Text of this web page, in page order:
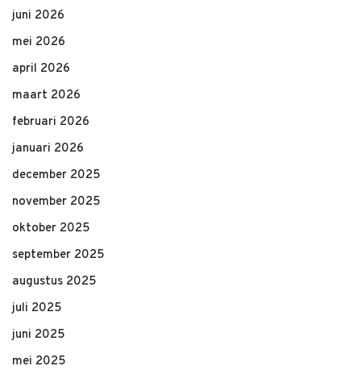
juni 2026
mei 2026
april 2026
maart 2026
februari 2026
januari 2026
december 2025
november 2025
oktober 2025
september 2025
augustus 2025
juli 2025
juni 2025
mei 2025